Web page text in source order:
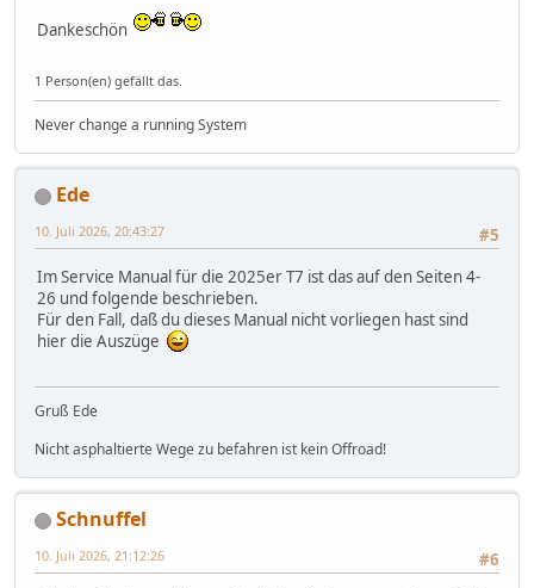
Dankeschön
1 Person(en) gefällt das.
Never change a running System
Ede
#5
10. Juli 2026, 20:43:27
Im Service Manual für die 2025er T7 ist das auf den Seiten 4-
26 und folgende beschrieben.
Für den Fall, daß du dieses Manual nicht vorliegen hast sind
hier die Auszüge
Gruß Ede
Nicht asphaltierte Wege zu befahren ist kein Offroad!
Schnuffel
#6
10. Juli 2026, 21:12:26